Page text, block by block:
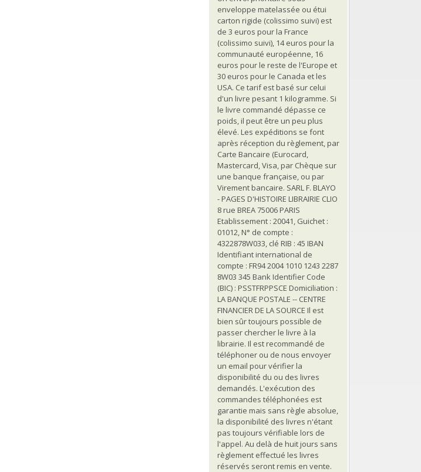
enveloppe matelassée ou étui
carton rigide (colissimo suivi) est
de 3 euros pour la France
(colissimo suivi), 14 euros pour la
communauté européenne, 16
euros pour le reste de l'Europe et
30 euros pour le Canada et les
USA. Ce tarif est basé sur celui
d'un livre pesant 1 kilogramme. Si
le livre commandé dépasse ce
poids, il peut être un peu plus
élevé. Les expéditions se font
après réception du règlement, par
Carte Bancaire (Eurocard,
Mastercard, Visa, par Chèque sur
une banque française, ou par
Virement bancaire. SARL F. BLAYO
- PAGES D'HISTOIRE LIBRAIRIE CLIO
8 rue BREA 75006 PARIS
Etablissement : 20041, Guichet :
01012, N° de compte :
4322878W033, clé RIB : 45 IBAN
Identifiant international de
compte : FR94 2004 1010 1243 2287
8W03 345 Bank Identifier Code
(BIC) : PSSTFRPPSCE Domiciliation :
LA BANQUE POSTALE -- CENTRE
FINANCIER DE LA SOURCE Il est
bien sûr toujours possible de
passer chercher le livre à la
librairie. Il est recommandé de
téléphoner ou de nous envoyer
un email pour vérifier la
disponibilité du ou des livres
demandés. L'exécution des
commandes téléphonées est
garantie mais sans règle absolue,
la disponibilité des livres n'étant
pas toujours vérifiable lors de
l'appel. Au delà de huit jours sans
règlement effectué les livres
réservés seront remis en vente.